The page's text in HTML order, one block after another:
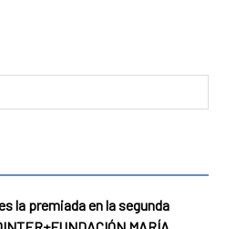
la premiada en la segunda